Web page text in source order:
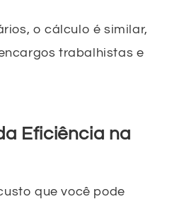
o cálculo é similar,
trabalhistas e
Eficiência na
que você pode